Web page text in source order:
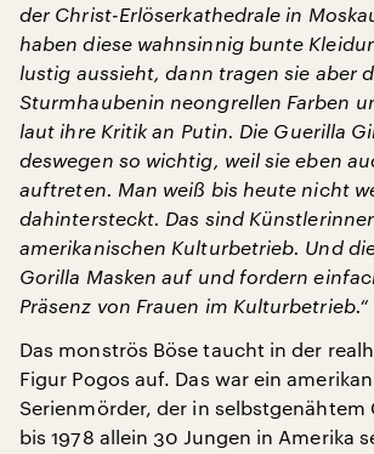
der Christ-Erlöserkathedrale in
haben diese wahnsinnig bunte
lustig aussieht, dann tragen sie aber
Sturmhaubenin neongrellen Farben
laut ihre Kritik an Putin. Die Guerilla
deswegen so wichtig, weil sie eben
auftreten. Man weiß bis heute nicht
dahintersteckt. Das sind
amerikanischen Kulturbetrieb. Und
Gorilla Masken auf und fordern
Präsenz von Frauen im Kulturbetrieb.“
Das monströs Böse taucht in der
Figur Pogos auf. Das war ein
Serienmörder, der in selbstgenähtem
bis 1978 allein 30 Jungen in Amerika